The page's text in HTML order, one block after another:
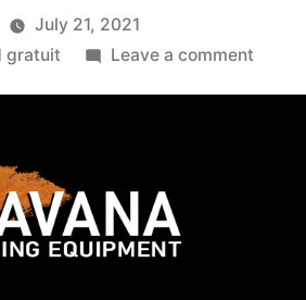
July 21, 2021
gratuit
Leave a comment